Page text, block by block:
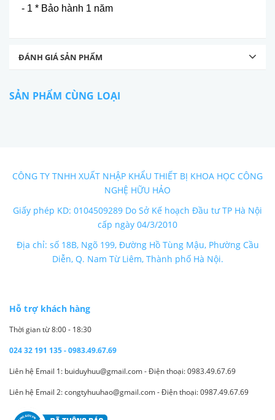
- 1 * Bảo hành 1 năm
ĐÁNH GIÁ SẢN PHẨM
SẢN PHẨM CÙNG LOẠI
CÔNG TY TNHH XUẤT NHẬP KHẨU THIẾT BỊ KHOA HỌC CÔNG
NGHỆ HỮU HẢO
Giấy phép KD: 0104509289 Do Sở Kế hoạch Đầu tư TP Hà Nội
cấp ngày 04/3/2010
Địa chỉ: số 18B, Ngõ 199, Đường Hồ Tùng Mậu, Phường Cầu
Diễn, Q. Nam Từ Liêm, Thành phố Hà Nội.
Hỗ trợ khách hàng
Thời gian từ 8:00 - 18:30
024 32 191 135 - 0983.49.67.69
Liên hệ Email 1: buiduyhuu@gmail.com - Điện thoại: 0983.49.67.69
Liên hệ Email 2: congtyhuuhao@gmail.com - Điện thoại: 0987.49.67.69